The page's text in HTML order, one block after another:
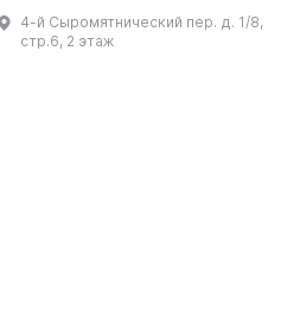
искусства. В галерее проходят
выставки, перформансы и лекции.
4-й Сыромятнический пер. д. 1/8,
стр.6, 2 этаж